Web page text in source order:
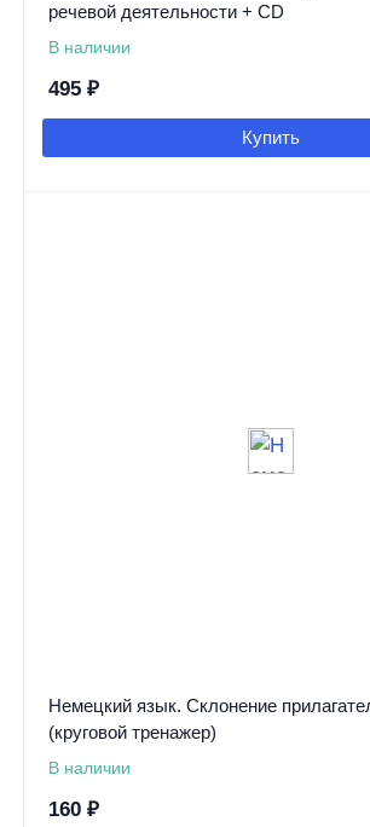
речевой деятельности + CD
В наличии
495 ₽
Купить
Немецкий язык. Склонение
(круговой тренажер)
В наличии
160 ₽